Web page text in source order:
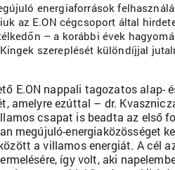
energiaforrások
az E.ON cégcsoport által
– a korábbi évek
szereplését különdíjjal
E.ON nappali tagozatos alap-
amelyre ezúttal – dr.
csapat is beadta az első
megújuló-energiaközösséget
a villamos energiát. A cél
így volt, aki